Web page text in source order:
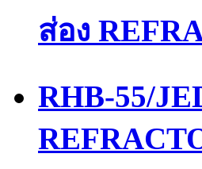
ส่อง
RHB-55/